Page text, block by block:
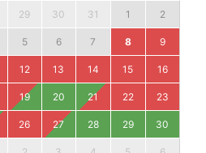
29 30 31 1 2
5 6 7 8 9
12 13 14 15 16
19 20 21 22 23
26 27 28 29 30